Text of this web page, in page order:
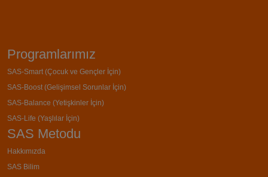
Programlarımız
SAS-Smart (Çocuk ve Gençler İçin)
SAS-Boost (Gelişimsel Sorunlar İçin)
SAS-Balance (Yetişkinler İçin)
SAS-Life (Yaşlılar İçin)
SAS Metodu
Hakkımızda
SAS Bilim